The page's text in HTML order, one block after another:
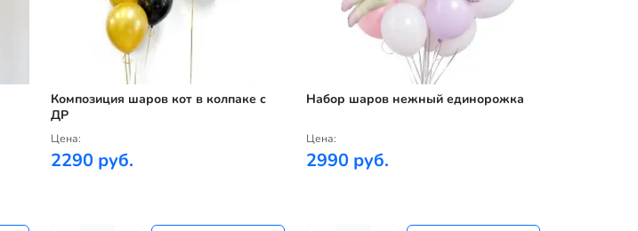
Композиция шаров кот в колпаке с
ДР
Цена:
2290 руб.
Набор шаров нежный единорожка
Цена:
2990 руб.